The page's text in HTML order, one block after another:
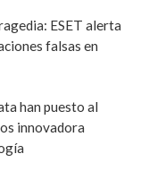
ESET alerta
falsas en
han puesto al
innovadora